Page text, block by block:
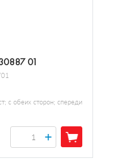
01
с обеих сторон; спереди
+